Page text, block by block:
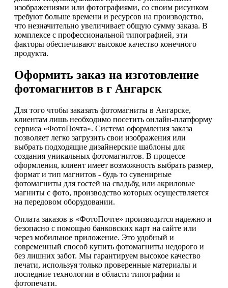
изображениями или фотографиями, со своим рисунком
требуют больше времени и ресурсов на производство,
что незначительно увеличивает общую сумму заказа. В
комплексе с профессиональной типографией, эти
факторы обеспечивают высокое качество конечного
продукта.
Оформить заказ на изготовление
фотомагнитов в г Ангарск
Для того чтобы заказать фотомагниты в Ангарске,
клиентам лишь необходимо посетить онлайн-платформу
сервиса «ФотоПочта». Система оформления заказа
позволяет легко загрузить свои изображения или
выбрать подходящие дизайнерские шаблоны для
создания уникальных фотомагнитов. В процессе
оформления, клиент имеет возможность выбрать размер,
формат и тип магнитов - будь то сувенирные
фотомагниты для гостей на свадьбу, или акриловые
магниты с фото, производство которых осуществляется
на передовом оборудовании.
Оплата заказов в «ФотоПочте» производится надежно и
безопасно с помощью банковских карт на сайте или
через мобильное приложение. Это удобный и
современный способ купить фотомагниты недорого и
без лишних забот. Мы гарантируем высокое качество
печати, используя только проверенные материалы и
последние технологии в области типографии и
фотопечати.